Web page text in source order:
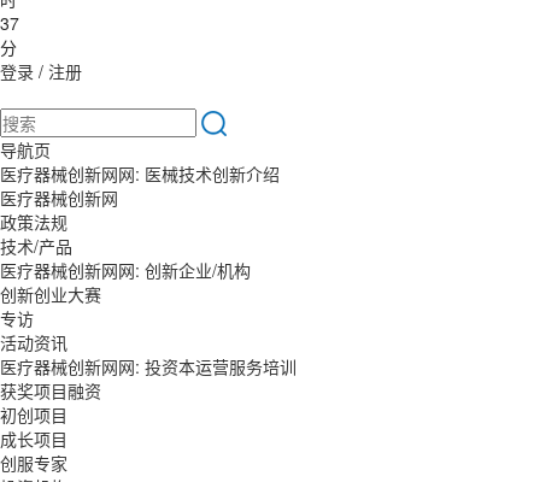
37
分
登录 / 注册
导航页
医疗器械创新网网: 医械技术创新介绍
医疗器械创新网
政策法规
技术/产品
医疗器械创新网网: 创新企业/机构
创新创业大赛
专访
活动资讯
医疗器械创新网网: 投资本运营服务培训
获奖项目融资
初创项目
成长项目
创服专家